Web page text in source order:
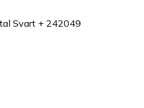
Svart + 242049